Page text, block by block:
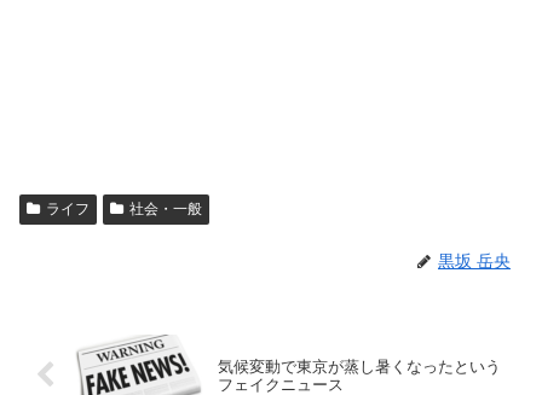
ライフ 社会・一般
黒坂 岳央
気候変動で東京が蒸し暑くなったという
フェイクニュース